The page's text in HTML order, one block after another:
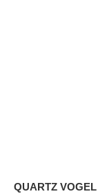
QUARTZ VOGEL